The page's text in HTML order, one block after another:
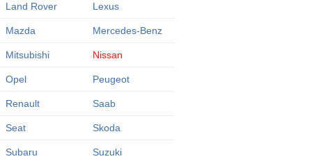
Land Rover Lexus
Mazda Mercedes-Benz
Mitsubishi Nissan
Opel Peugeot
Renault Saab
Seat Skoda
Subaru Suzuki